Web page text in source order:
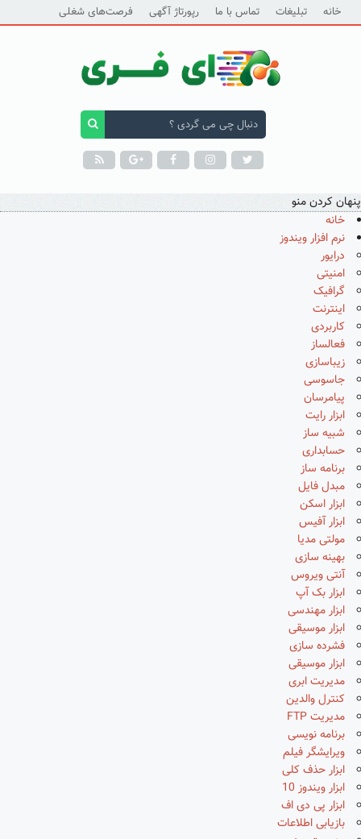
خانه تبلیغات تماس با ما رپورتاژ آگهی فرصت‌های شغلی
پنهان کردن منو
خانه
نرم افزار ویندوز
درایور
امنیتی
گرافیک
اینترنت
کاربردی
فعالساز
زیباسازی
جاسوسی
پیامرسان
ابزار رایت
شبیه ساز
حسابداری
برنامه ساز
مبدل فایل
ابزار اسکن
ابزار آفیس
مولتی مدیا
بهینه سازی
آنتی ویروس
ابزار بک آپ
ابزار مهندسی
ابزار موسیقی
فشرده سازی
ابزار موسیقی
مدیریت ابری
کنترل والدین
مدیریت FTP
برنامه نویسی
ویرایشگر فیلم
ابزار حذف کلی
ابزار ویندوز 10
ابزار پی دی اف
بازیابی اطلاعات